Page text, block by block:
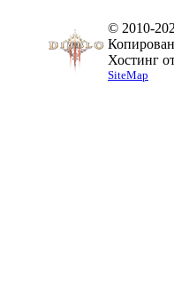
© 2010-
Хостинг
SiteMap